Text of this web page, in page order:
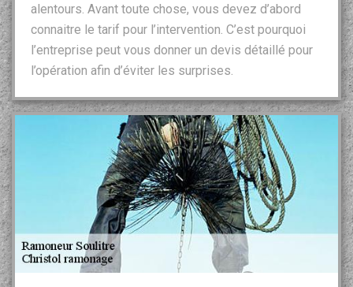
alentours. Avant toute chose, vous devez d’abord
connaitre le tarif pour l’intervention. C’est pourquoi
l’entreprise peut vous donner un devis détaillé pour
l’opération afin d’éviter les surprises.